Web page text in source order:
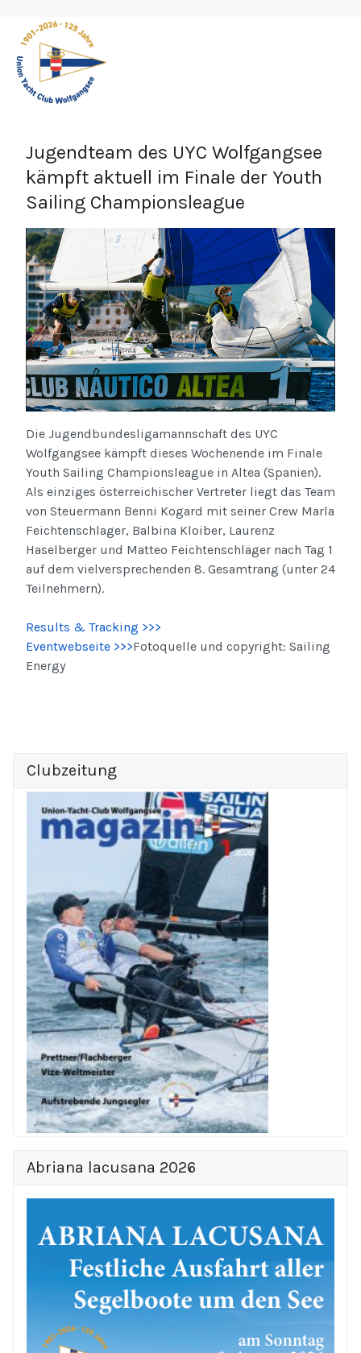
Jugendteam des UYC Wolfgangsee
kämpft aktuell im Finale der Youth
Sailing Championsleague
Die Jugendbundesligamannschaft des UYC
Wolfgangsee kämpft dieses Wochenende im Finale
Youth Sailing Championsleague in Altea (Spanien).
Als einziges österreichischer Vertreter liegt das Team
von Steuermann Benni Kogard mit seiner Crew Marla
Feichtenschlager, Balbina Kloiber, Laurenz
Haselberger und Matteo Feichtenschlager nach Tag 1
auf dem vielversprechenden 8. Gesamtrang (unter 24
Teilnehmern).
Results & Tracking >>>
Eventwebseite >>>Fotoquelle und copyright: Sailing
Energy
Clubzeitung
Abriana lacusana 2026